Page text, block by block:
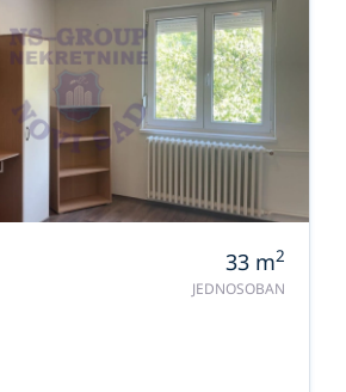
33 m2
JEDNOSOBAN